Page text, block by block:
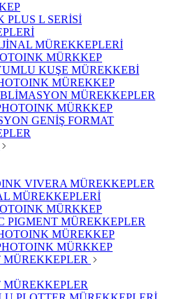
PLUS L SERİSİ
MÜREKKEPLERİ
MÜRKKEP
KUŞE MÜREKKEBİ
MÜREKKEP
MÜREKKEPLER
MÜRKKEP
GENİŞ FORMAT
VIVERA MÜREKKEPLER
MÜREKKEPLERİ
MÜRKKEP
PIGMENT MÜREKKEPLER
MÜREKKEP
MÜRKKEP
MÜREKKEPLER
MÜREKKEPLER